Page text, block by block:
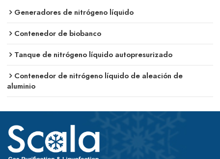
Generadores de nitrógeno líquido
Contenedor de biobanco
Tanque de nitrógeno líquido autopresurizado
Contenedor de nitrógeno líquido de aleación de
aluminio